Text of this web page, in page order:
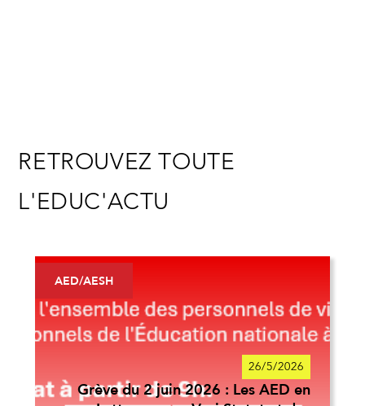
RETROUVEZ TOUTE
L'EDUC'ACTU
AED/AESH
26/5/2026
Grève du 2 juin 2026 : Les AED en